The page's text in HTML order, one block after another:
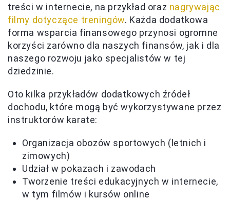
treści w internecie, na przykład oraz nagrywając
filmy dotyczące treningów. Każda dodatkowa
forma wsparcia finansowego przynosi ogromne
korzyści zarówno dla naszych finansów, jak i dla
naszego rozwoju jako specjalistów w tej
dziedzinie.
Oto kilka przykładów dodatkowych źródeł
dochodu, które mogą być wykorzystywane przez
instruktorów karate:
Organizacja obozów sportowych (letnich i
zimowych)
Udział w pokazach i zawodach
Tworzenie treści edukacyjnych w internecie,
w tym filmów i kursów online